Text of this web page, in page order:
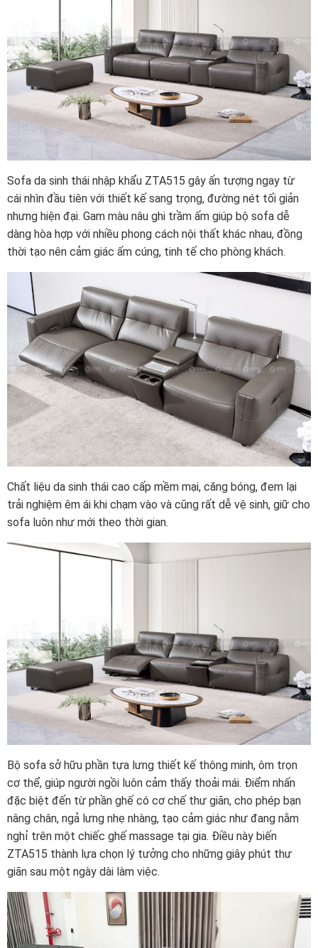
Sofa da sinh thái nhập khẩu ZTA515 gây ấn tượng ngay từ
cái nhìn đầu tiên với thiết kế sang trọng, đường nét tối giản
nhưng hiện đại. Gam màu nâu ghi trầm ấm giúp bộ sofa dễ
dàng hòa hợp với nhiều phong cách nội thất khác nhau, đồng
thời tạo nên cảm giác ấm cúng, tinh tế cho phòng khách.
Chất liệu da sinh thái cao cấp mềm mại, căng bóng, đem lại
trải nghiệm êm ái khi chạm vào và cũng rất dễ vệ sinh, giữ cho
sofa luôn như mới theo thời gian.
Bộ sofa sở hữu phần tựa lưng thiết kế thông minh, ôm trọn
cơ thể, giúp người ngồi luôn cảm thấy thoải mái. Điểm nhấn
đặc biệt đến từ phần ghế có cơ chế thư giãn, cho phép bạn
nâng chân, ngả lưng nhẹ nhàng, tạo cảm giác như đang nằm
nghỉ trên một chiếc ghế massage tại gia. Điều này biến
ZTA515 thành lựa chọn lý tưởng cho những giây phút thư
giãn sau một ngày dài làm việc.